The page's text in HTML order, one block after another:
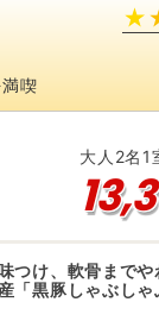
喫
大人 2名 1
つけ、軟骨まで
「黒豚しゃぶし